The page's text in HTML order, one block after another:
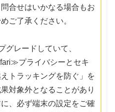
合せはいかなる場合もお
ご了承ください。
レードしていて、
プライバシーとセキ
トラッキングを防ぐ」を
対象外となることがあり
、必ず端末の設定をご確